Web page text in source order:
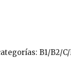
B1/B2/C/